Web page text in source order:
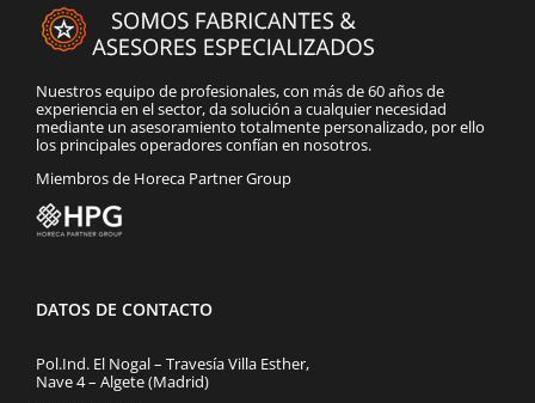
Nuestros equipo de profesionales, con más de 60 años de
experiencia en el sector, da solución a cualquier necesidad
mediante un asesoramiento totalmente personalizado, por ello
los principales operadores confían en nosotros.
Miembros de Horeca Partner Group
DATOS DE CONTACTO
Pol.Ind. El Nogal – Travesía Villa Esther,
Nave 4 – Algete (Madrid)